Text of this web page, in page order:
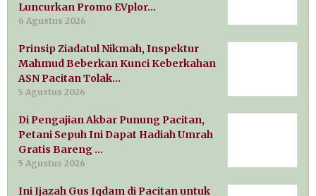
Luncurkan Promo EVplor…
6 Agustus 2026
Prinsip Ziadatul Nikmah, Inspektur
Mahmud Beberkan Kunci Keberkahan
ASN Pacitan Tolak…
5 Agustus 2026
Di Pengajian Akbar Punung Pacitan,
Petani Sepuh Ini Dapat Hadiah Umrah
Gratis Bareng …
5 Agustus 2026
Ini Ijazah Gus Iqdam di Pacitan untuk